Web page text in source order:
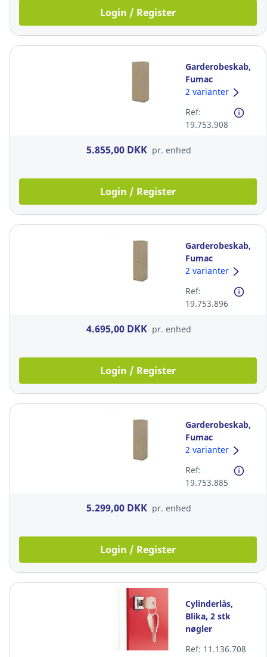
Login / Register
Garderobeskab,
Fumac
Lighthouse, 219
2 varianter
Ref:
19.753.908
5.855,00 DKK pr. enhed
Login / Register
Garderobeskab,
Fumac
Lighthouse, 219
bøjlestang, eg
2 varianter
Ref:
19.753.896
4.695,00 DKK pr. enhed
Login / Register
Garderobeskab,
Fumac
Lighthouse, 219
2 varianter
Ref:
19.753.885
5.299,00 DKK pr. enhed
Login / Register
Cylinderlås,
Blika, 2 stk
nøgler
Ref: 11.136.708